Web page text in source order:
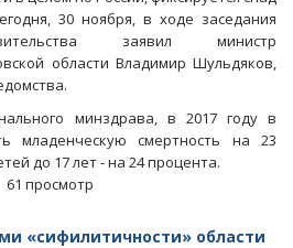
30 ноября, в ходе заседания
заявил министр
области Владимир Шульдяков,
минздрава, в 2017 году в
младенческую смертность на 23
до 17 лет - на 24 процента.
61 просмотр
«сифилитичности» области